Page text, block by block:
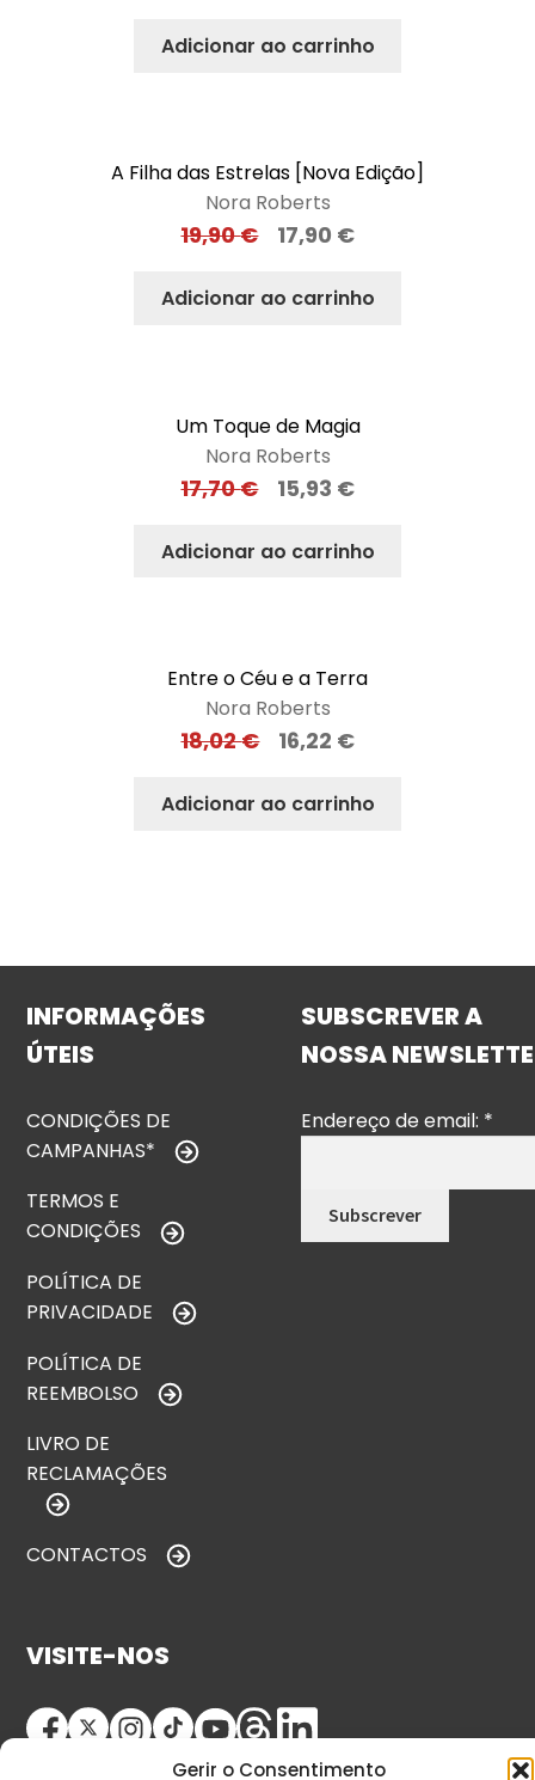
Gerir o Consentimento
Adicionar ao carrinho
A Filha das Estrelas [Nova Edição]
Nora Roberts
19,90€ 17,90 €
Adicionar ao carrinho
Um Toque de Magia
Nora Roberts
17,70€ 15,93 €
Adicionar ao carrinho
Entre o Céu e a Terra
Nora Roberts
18,02€ 16,22 €
Adicionar ao carrinho
INFORMAÇÕES
ÚTEIS
CONDIÇÕES DE
CAMPANHAS*
TERMOS E
CONDIÇÕES
POLÍTICA DE
PRIVACIDADE
POLÍTICA DE
REEMBOLSO
LIVRO DE
RECLAMAÇÕES
CONTACTOS
SUBSCREVER A
NOSSA
Endereço de email: *
VISITE-NOS